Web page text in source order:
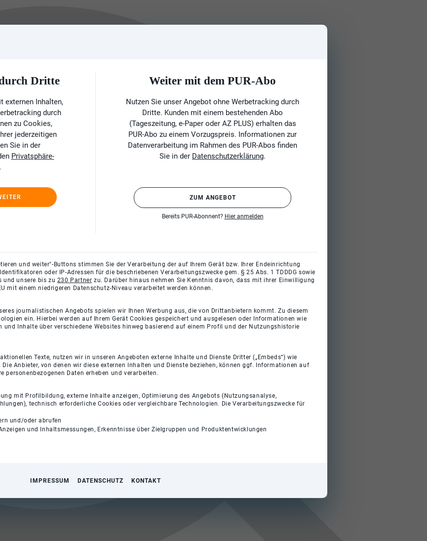
Dritte
externen Inhalten,
durch
zu Cookies,
jederzeitigen
Sie in der
Privatsphäre-
Weiter mit dem PUR-Abo
Nutzen Sie unser Angebot ohne Werbetracking durch
Dritte. Kunden mit einem bestehenden Abo
(Tageszeitung, e-Paper oder AZ PLUS) erhalten das
PUR-Abo zu einem Vorzugspreis. Informationen zur
Datenverarbeitung im Rahmen des PUR-Abos finden
Sie in der Datenschutzerklärung.
ZUM ANGEBOT
Bereits PUR-Abonnent? Hier anmelden
und weiter"-Buttons stimmen Sie der Verarbeitung der auf Ihrem Gerät bzw. Ihrer Endeinrichtung
oder IP-Adressen für die beschriebenen Verarbeitungszwecke gem. § 25 Abs. 1 TDDDG sowie
und unsere bis zu 230 Partner zu. Darüber hinaus nehmen Sie Kenntnis davon, dass mit ihrer Einwilligung
mit einem niedrigeren Datenschutz-Niveau verarbeitet werden können.
journalistischen Angebots spielen wir Ihnen Werbung aus, die von Drittanbietern kommt. Zu diesem
ein. Hierbei werden auf Ihrem Gerät Cookies gespeichert und ausgelesen oder Informationen wie
und Inhalte über verschiedene Websites hinweg basierend auf einem Profil und der Nutzungshistorie
Texte, nutzen wir in unseren Angeboten externe Inhalte und Dienste Dritter („Embeds“) wie
Anbieter, von denen wir diese externen Inhalten und Dienste beziehen, können ggf. Informationen auf
personenbezogenen Daten erheben und verarbeiten.
mit Profilbildung, externe Inhalte anzeigen, Optimierung des Angebots (Nutzungsanalyse,
technisch erforderliche Cookies oder vergleichbare Technologien. Die Verarbeitungszwecke für
und/oder abrufen
und Inhaltsmessungen, Erkenntnisse über Zielgruppen und Produktentwicklungen
IMPRESSUM DATENSCHUTZ KONTAKT